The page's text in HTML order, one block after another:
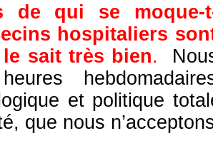
de qui se
hospitaliers
sait très bien.
et politique
que nous